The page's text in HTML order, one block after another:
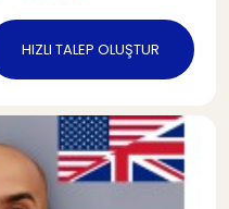
HIZLI TALEP OLUŞTUR